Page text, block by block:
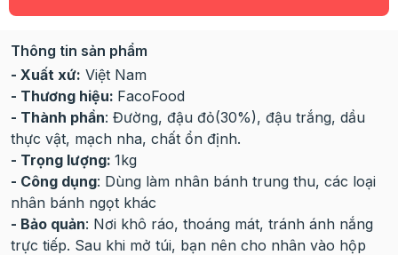
Thông tin sản phẩm
- Xuất xứ: Việt Nam
- Thương hiệu: FacoFood
- Thành phần: Đường, đậu đỏ(30%), đậu trắng, dầu
thực vật, mạch nha, chất ổn định.
- Trọng lượng: 1kg
- Công dụng: Dùng làm nhân bánh trung thu, các loại
nhân bánh ngọt khác
- Bảo quản: Nơi khô ráo, thoáng mát, tránh ánh nắng
trực tiếp. Sau khi mở túi, bạn nên cho nhân vào hộp